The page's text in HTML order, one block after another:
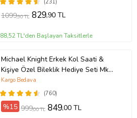
(231)
1099,90 TL 829,90 TL
88,52 TL'den Başlayan Taksitlerle
Michael Knight Erkek Kol Saati &
Kişiye Özel Bileklik Hediye Seti Mk
SiyahİçiGümüş
(760)
Kargo Bedava
%15 999,00 TL 849,00 TL